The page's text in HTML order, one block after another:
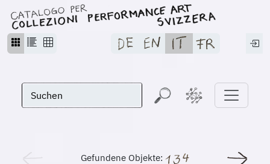
Gefundene Objekte: